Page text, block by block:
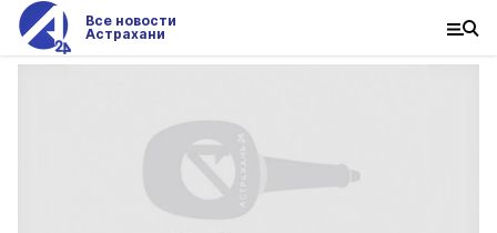
Все новости
Астрахани